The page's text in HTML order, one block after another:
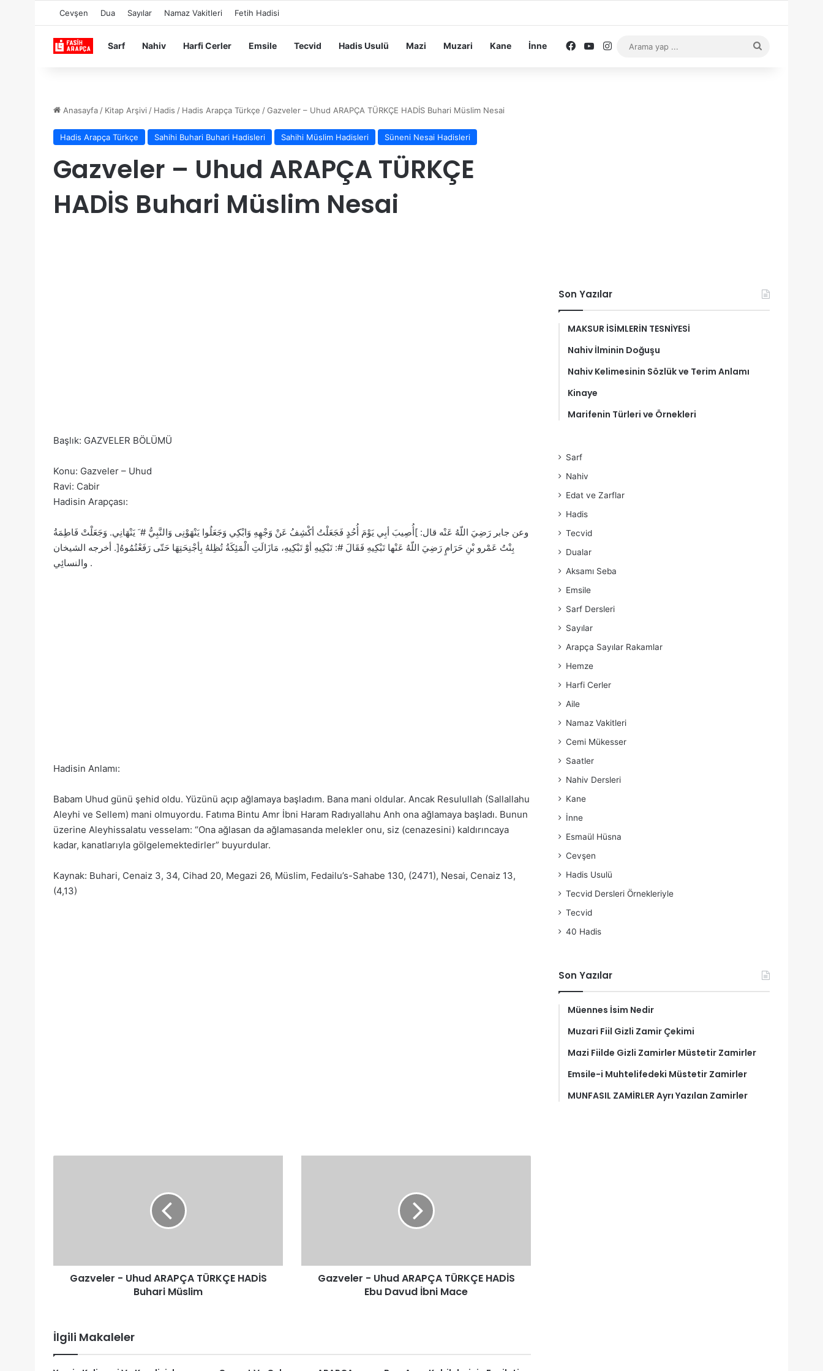
Cevşen Dua Sayılar Namaz Vakitleri Fetih Hadisi
Sarf Nahiv Harfi Cerler Emsile Tecvid Hadis Usulü Mazi Muzari Kane İnne Facebook
YouTube
Instagram
Anasayfa / Kitap Arşivi / Hadis / Hadis Arapça Türkçe /Gazveler – Uhud ARAPÇA TÜRKÇE HADİS Buhari Müslim Nesai
Hadis Arapça Türkçe Sahihi Buhari Buhari Hadisleri Sahihi Müslim Hadisleri Süneni Nesai Hadisleri
Gazveler – Uhud ARAPÇA TÜRKÇE
HADİS Buhari Müslim Nesai
Başlık: GAZVELER BÖLÜMÜ
Konu: Gazveler – Uhud
Ravi: Cabir
Hadisin Arapçası:
وعن جابر رَضِيَ اللّهُ عَنْه قال: ]أُصِيبَ أبِي يَوْمَ أُحُدٍ فَجَعَلْتُ أكْشِفُ عَنْ وَجْهِهِ وَابْكِي وَجَعَلُوا يَنْهَوْنِى وَالنَّبِيُّ # َ يَنْهَانِي. وَجَعَلْتْ فَاطِمَةُ
بِنْتُ عَمْرو بْنِ حَرَامٍ رَضِيَ اللّهُ عَنْها تَبْكِيهِ فَقَالَ #: تَبْكِيهِ أوَْ تَبْكِيهِ، مَازَالَتِ الْمََئِكَةُ تُظِلهُ بِأجْنِحَتِهَا حَتّى رَفَعْتُمُوهُ[. أخرجه الشيخان
والنسائِي .
Hadisin Anlamı:
Babam Uhud günü şehid oldu. Yüzünü açıp ağlamaya başladım. Bana mani oldular. Ancak Resulullah (Sallallahu
Aleyhi ve Sellem) mani olmuyordu. Fatıma Bintu Amr İbni Haram Radıyallahu Anh ona ağlamaya başladı. Bunun
üzerine Aleyhissalatu vesselam: “Ona ağlasan da ağlamasanda melekler onu, siz (cenazesini) kaldırıncaya
kadar, kanatlarıyla gölgelemektedirler” buyurdular.
Kaynak: Buhari, Cenaiz 3, 34, Cihad 20, Megazi 26, Müslim, Fedailu’s-Sahabe 130, (2471), Nesai, Cenaiz 13,
(4,13)
Gazveler - Uhud ARAPÇA TÜRKÇE HADİS
Buhari Müslim
İbni
MaceGazveler - Uhud ARAPÇA TÜRKÇE HADİS
Ebu Davud İbni Mace
İlgili Makaleler
Son Yazılar
MAKSUR İSİMLERİN TESNİYESİ
Nahiv İlminin Doğuşu
Nahiv Kelimesinin Sözlük ve Terim Anlamı
Kinaye
Marifenin Türleri ve Örnekleri
Sarf
Nahiv
Edat ve Zarflar
Hadis
Tecvid
Dualar
Aksamı Seba
Emsile
Sarf Dersleri
Sayılar
Arapça Sayılar Rakamlar
Hemze
Harfi Cerler
Aile
Namaz Vakitleri
Cemi Mükesser
Saatler
Nahiv Dersleri
Kane
İnne
Esmaül Hüsna
Cevşen
Hadis Usulü
Tecvid Dersleri Örnekleriyle
Tecvid
40 Hadis
Son Yazılar
Müennes İsim Nedir
Muzari Fiil Gizli Zamir Çekimi
Mazi Fiilde Gizli Zamirler Müstetir Zamirler
Emsile-i Muhtelifedeki Müstetir Zamirler
MUNFASIL ZAMİRLER Ayrı Yazılan Zamirler